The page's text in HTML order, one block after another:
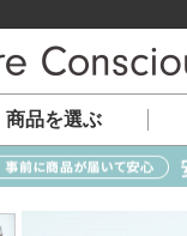
商品を選ぶ